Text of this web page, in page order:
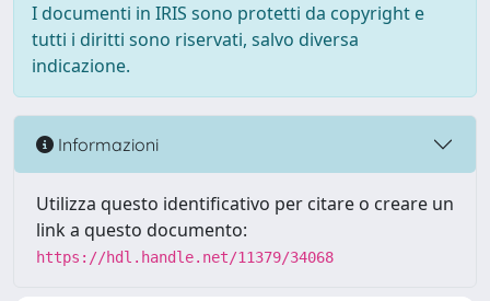
I documenti in IRIS sono protetti da copyright e
tutti i diritti sono riservati, salvo diversa
indicazione.
Informazioni
Utilizza questo identificativo per citare o creare un
link a questo documento:
https://hdl.handle.net/11379/34068